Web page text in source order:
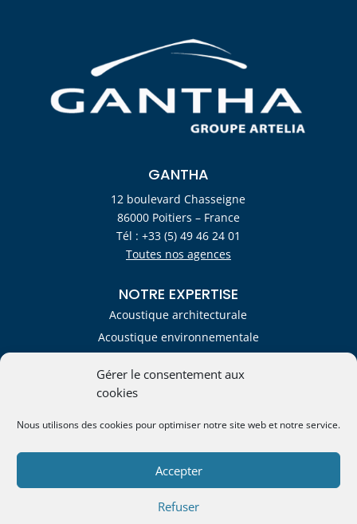
Gérer le consentement aux
cookies
Nous utilisons des cookies pour optimiser notre site web et notre service.
Accepter
Refuser
GANTHA
12 boulevard Chasseigne
86000 Poitiers – France
Tél : +33 (5) 49 46 24 01
Toutes nos agences
NOTRE EXPERTISE
Acoustique architecturale
Acoustique environnementale
Mécanique des fluides
Restez informé !